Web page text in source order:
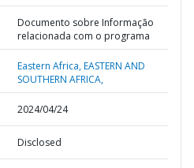
Documento sobre Informação
relacionada com o programa
Eastern Africa,EASTERN AND
SOUTHERN AFRICA,
2024/04/24
Disclosed